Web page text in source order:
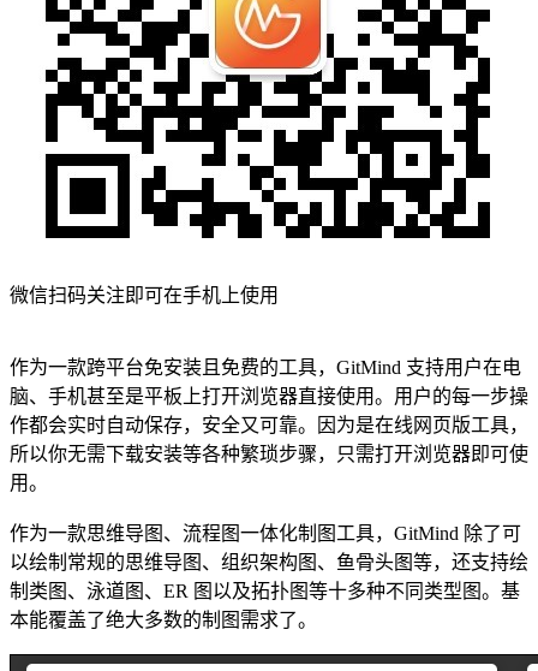
微信扫码关注即可在手机上使用
作为一款跨平台免安装且免费的工具，GitMind 支持用户在电
脑、手机甚至是平板上打开浏览器直接使用。用户的每一步操
作都会实时自动保存，安全又可靠。因为是在线网页版工具，
所以你无需下载安装等各种繁琐步骤，只需打开浏览器即可使
用。
作为一款思维导图、流程图一体化制图工具，GitMind 除了可
以绘制常规的思维导图、组织架构图、鱼骨头图等，还支持绘
制类图、泳道图、ER 图以及拓扑图等十多种不同类型图。基
本能覆盖了绝大多数的制图需求了。